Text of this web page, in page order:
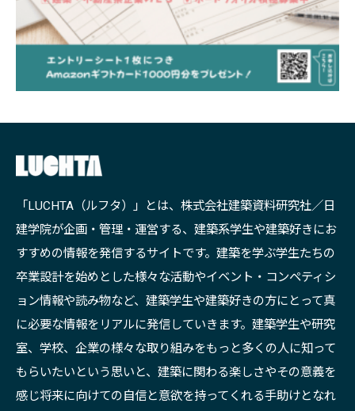
「LUCHTA（ルフタ）」とは、株式会社建築資料研究社／日
建学院が企画・管理・運営する、建築系学生や建築好きにお
すすめの情報を発信するサイトです。建築を学ぶ学生たちの
卒業設計を始めとした様々な活動やイベント・コンペティシ
ョン情報や読み物など、建築学生や建築好きの方にとって真
に必要な情報をリアルに発信していきます。建築学生や研究
室、学校、企業の様々な取り組みをもっと多くの人に知って
もらいたいという思いと、建築に関わる楽しさやその意義を
感じ将来に向けての自信と意欲を持ってくれる手助けとなれ